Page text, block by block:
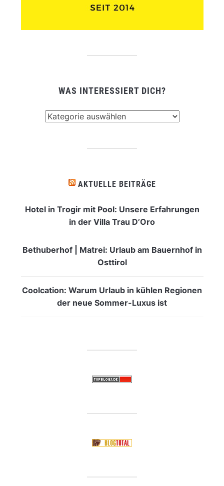
WAS INTERESSIERT DICH?
AKTUELLE BEITRÄGE
Hotel in Trogir mit Pool: Unsere Erfahrungen
in der Villa Trau D’Oro
Bethuberhof | Matrei: Urlaub am Bauernhof in
Osttirol
Coolcation: Warum Urlaub in kühlen Regionen
der neue Sommer-Luxus ist